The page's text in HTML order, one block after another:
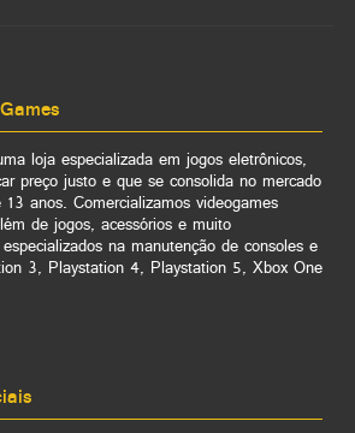
loja especializada em jogos eletrônicos,
preço justo e que se consolida no mercado
anos. Comercializamos videogames
de jogos, acessórios e muito
na manutenção de consoles e
3, Playstation 4, Playstation 5, Xbox One